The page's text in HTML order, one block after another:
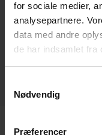
for sociale medier,
analysepartnere.
data med andre
de har indsamlet fra
Nødvendig
Præferencer
PUMP CURVES